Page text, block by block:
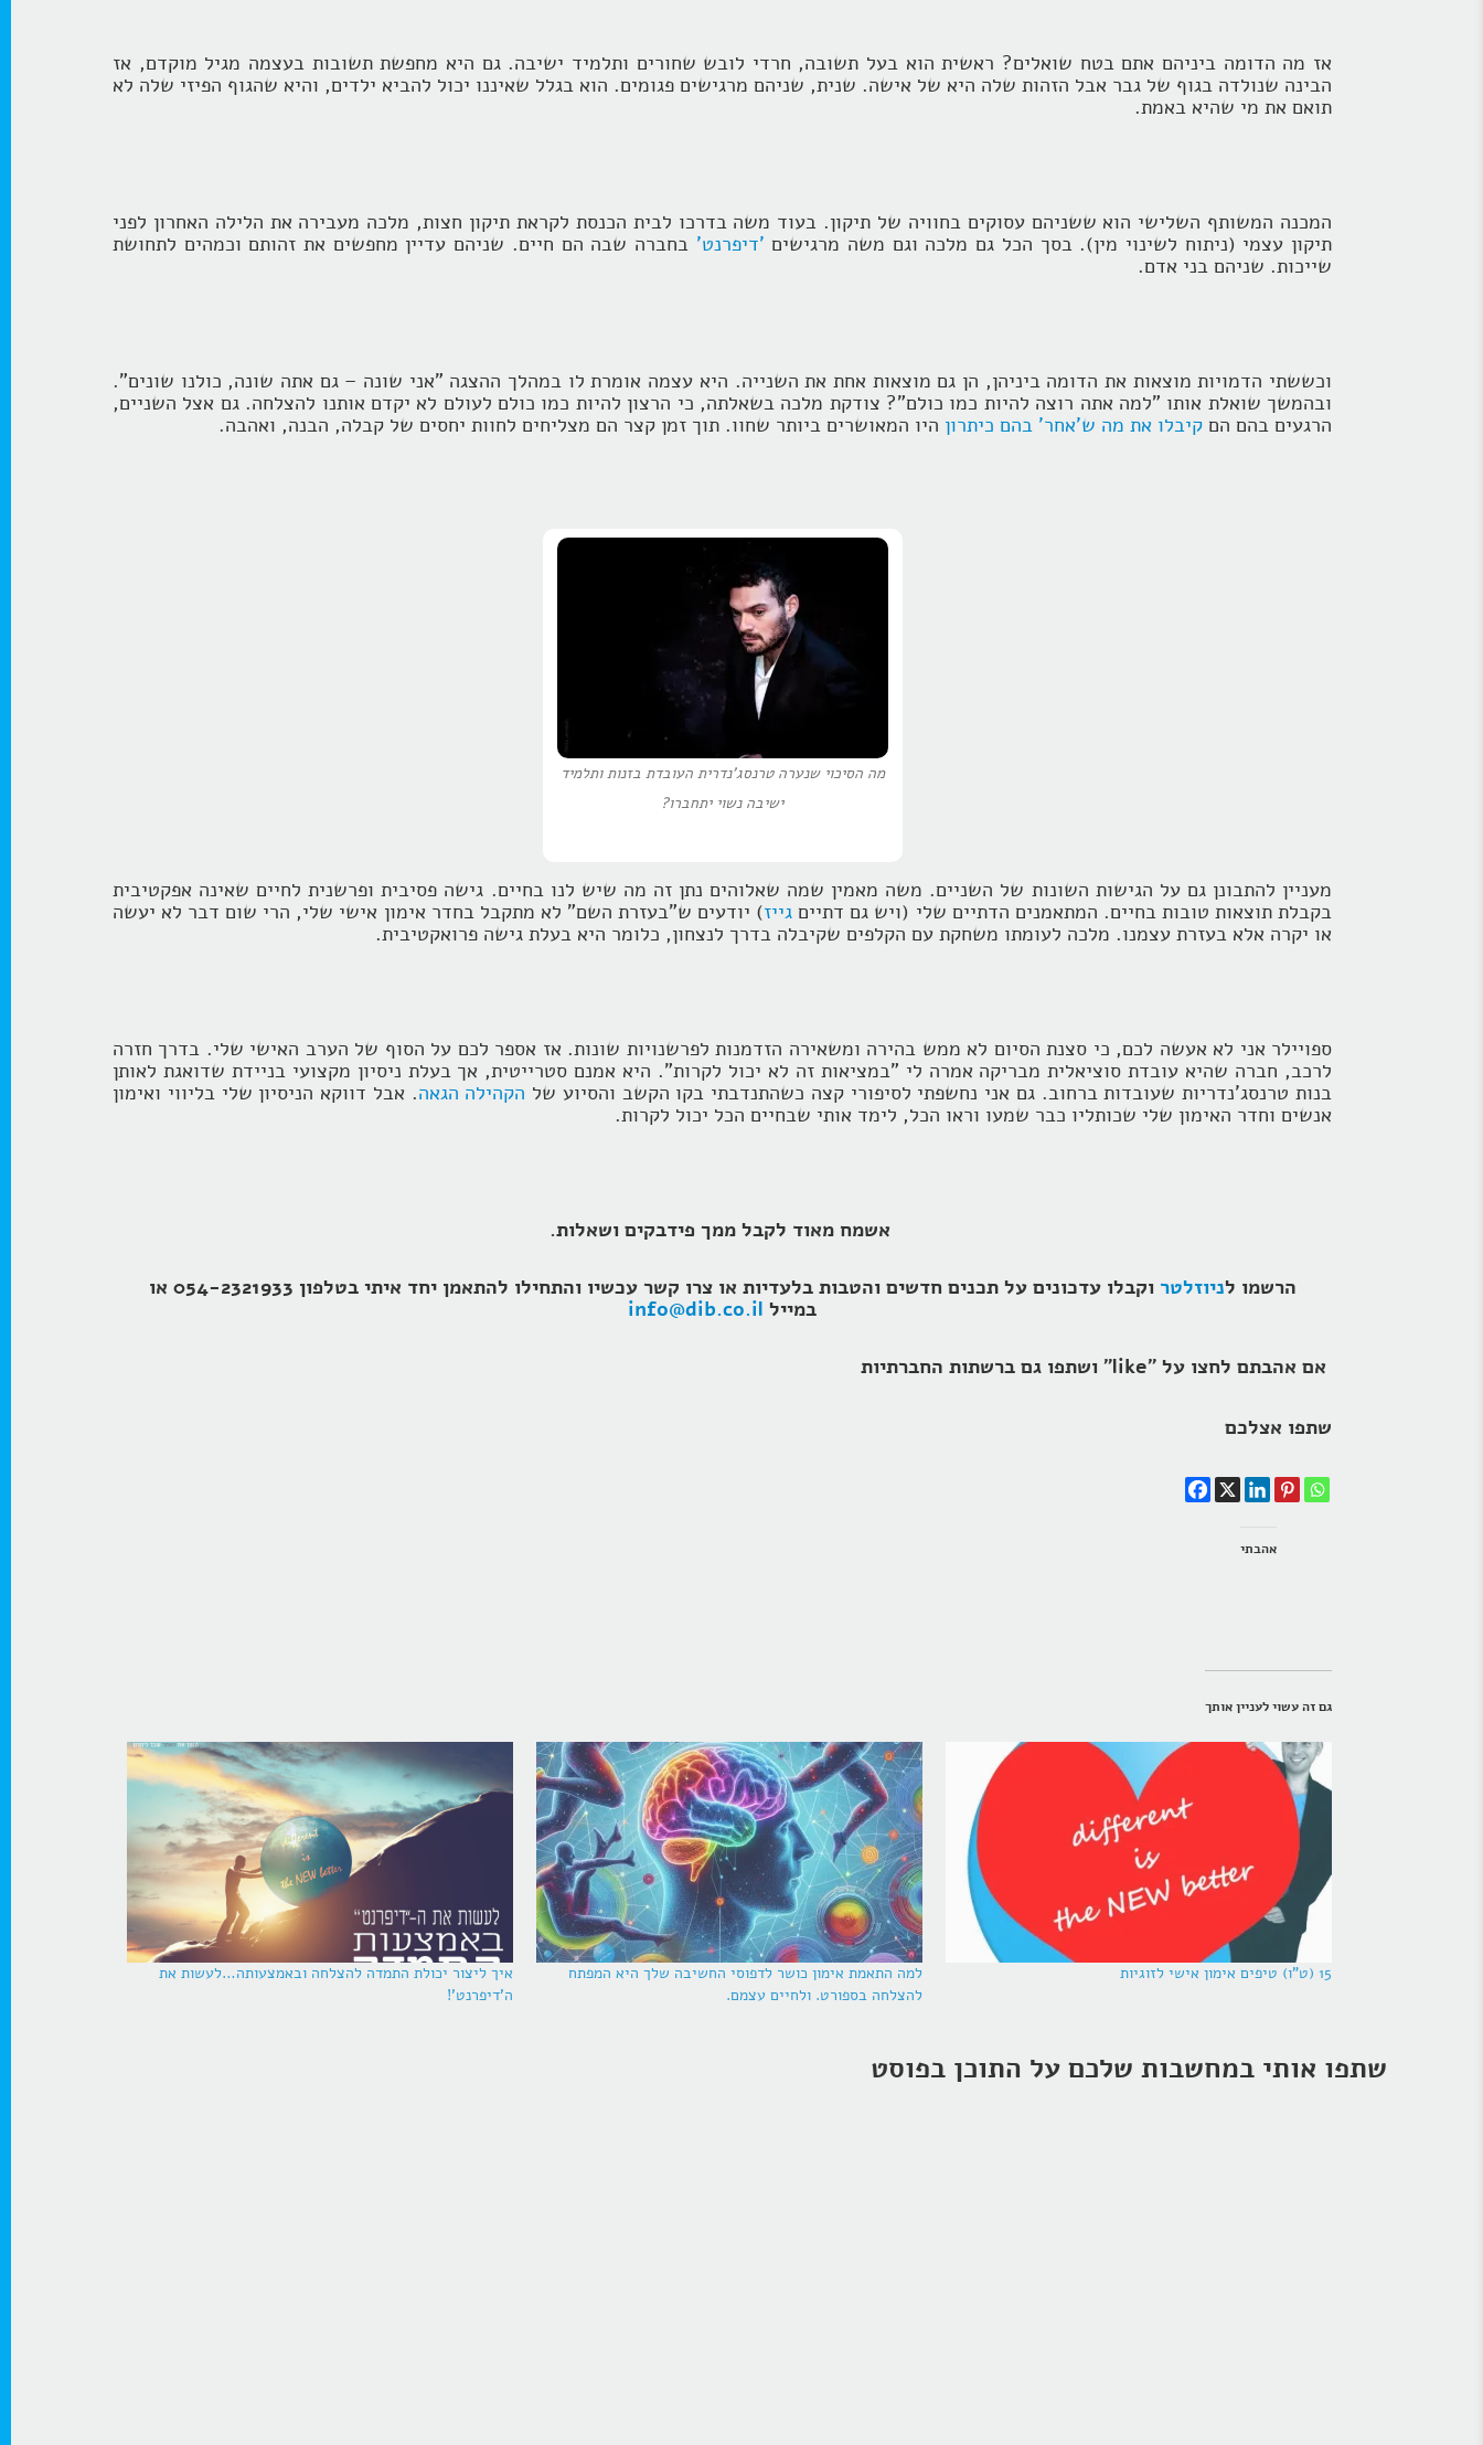
אז מה הדומה ביניהם אתם בטח שואלים? ראשית הוא בעל תשובה, חרדי לובש שחורים ותלמיד ישיבה. גם היא מחפשת תשובות בעצמה מגיל מוקדם, אז
הבינה שנולדה בגוף של גבר אבל הזהות שלה היא של אישה. שנית, שניהם מרגישים פגומים. הוא בגלל שאיננו יכול להביא ילדים, והיא שהגוף הפיזי שלה לא
תואם את מי שהיא באמת.
המכנה המשותף השלישי הוא ששניהם עסוקים בחוויה של תיקון. בעוד משה בדרכו לבית הכנסת לקראת תיקון חצות, מלכה מעבירה את הלילה האחרון לפני
תיקון עצמי (ניתוח לשינוי מין). בסך הכל גם מלכה וגם משה מרגישים 'דיפרנט' בחברה שבה הם חיים. שניהם עדיין מחפשים את זהותם וכמהים לתחושת
שייכות. שניהם בני אדם.
וכששתי הדמויות מוצאות את הדומה ביניהן, הן גם מוצאות אחת את השנייה. היא עצמה אומרת לו במהלך ההצגה "אני שונה – גם אתה שונה, כולנו שונים".
ובהמשך שואלת אותו "למה אתה רוצה להיות כמו כולם"? צודקת מלכה בשאלתה, כי הרצון להיות כמו כולם לעולם לא יקדם אותנו להצלחה. גם אצל השניים,
הרגעים בהם הם קיבלו את מה ש'אחר' בהם כיתרון היו המאושרים ביותר שחוו. תוך זמן קצר הם מצליחים לחוות יחסים של קבלה, הבנה, ואהבה.
מה הסיכוי שנערה טרנסג'נדרית העובדת בזנות ותלמיד
ישיבה נשוי יתחברו?
מעניין להתבונן גם על הגישות השונות של השניים. משה מאמין שמה שאלוהים נתן זה מה שיש לנו בחיים. גישה פסיבית ופרשנית לחיים שאינה אפקטיבית
בקבלת תוצאות טובות בחיים. המתאמנים הדתיים שלי (ויש גם דתיים גייז) יודעים ש"בעזרת השם" לא מתקבל בחדר אימון אישי שלי, הרי שום דבר לא יעשה
או יקרה אלא בעזרת עצמנו. מלכה לעומתו משחקת עם הקלפים שקיבלה בדרך לנצחון, כלומר היא בעלת גישה פרואקטיבית.
ספויילר אני לא אעשה לכם, כי סצנת הסיום לא ממש בהירה ומשאירה הזדמנות לפרשנויות שונות. אז אספר לכם על הסוף של הערב האישי שלי. בדרך חזרה
לרכב, חברה שהיא עובדת סוציאלית מבריקה אמרה לי "במציאות זה לא יכול לקרות". היא אמנם סטרייטית, אך בעלת ניסיון מקצועי בניידת שדואגת לאותן
בנות טרנסג'נדריות שעובדות ברחוב. גם אני נחשפתי לסיפורי קצה כשהתנדבתי בקו הקשב והסיוע של הקהילה הגאה. אבל דווקא הניסיון שלי בליווי ואימון
אנשים וחדר האימון שלי שכותליו כבר שמעו וראו הכל, לימד אותי שבחיים הכל יכול לקרות.
אשמח מאוד לקבל ממך פידבקים ושאלות.
הרשמו לניוזלטר
וקבלו עדכונים על תכנים חדשים והטבות בלעדיות או צרו קשר עכשיו והתחילו להתאמן יחד איתי בטלפון 054-2321933 או
במייל info@dib.co.il
אם אהבתם לחצו על "like" ושתפו גם ברשתות החברתיות
שתפו אצלכם
אהבתי
גם זה עשוי לעניין אותך
15 (ט"ו) טיפים אימון אישי לזוגיות
למה התאמת אימון כושר לדפוסי החשיבה שלך היא המפתח
להצלחה בספורט. ולחיים עצמם.
איך ליצור יכולת התמדה להצלחה ובאמצעותה…לעשות את
ה'דיפרנט'!
שתפו אותי במחשבות שלכם על התוכן בפוסט